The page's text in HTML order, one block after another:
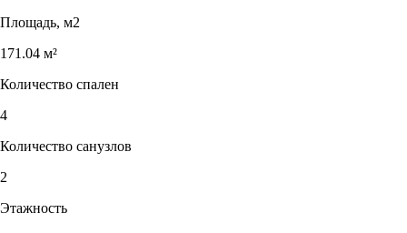
Площадь, м2
171.04 м²
Количество спален
4
Количество санузлов
2
Этажность